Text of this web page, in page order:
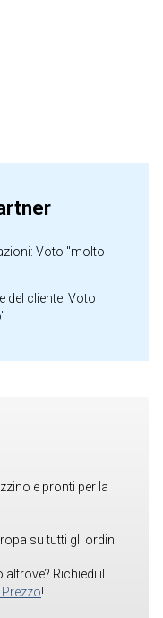
Voto "molto
del cliente: Voto
e pronti per la
su tutti gli ordini
Richiedi il
!